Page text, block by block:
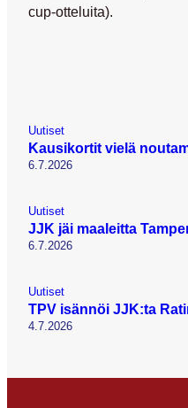
cup-otteluita).
Uutiset
Kausikortit vielä
6.7.2026
Uutiset
JJK jäi maaleitta
6.7.2026
Uutiset
TPV isännöi JJK:ta
4.7.2026